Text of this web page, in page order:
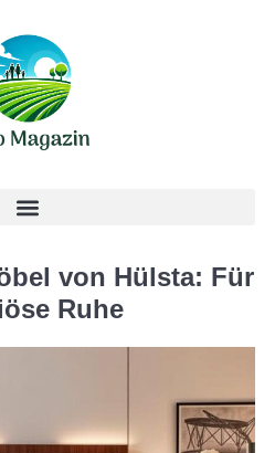
von Hülsta: Für
Ruhe